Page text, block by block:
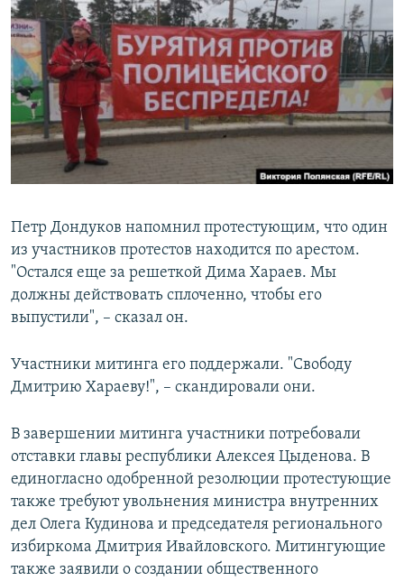
Петр Дондуков напомнил протестующим, что один
из участников протестов находится по арестом.
"Остался еще за решеткой Дима Хараев. Мы
должны действовать сплоченно, чтобы его
выпустили", – сказал он.
Участники митинга его поддержали. "Свободу
Дмитрию Хараеву!", – скандировали они.
В завершении митинга участники потребовали
отставки главы республики Алексея Цыденова. В
единогласно одобренной резолюции протестующие
также требуют увольнения министра внутренних
дел Олега Кудинова и председателя регионального
избиркома Дмитрия Ивайловского. Митингующие
также заявили о создании общественного